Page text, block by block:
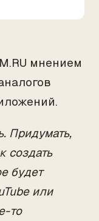
мнением
Придумать,
создать
будет
или
то